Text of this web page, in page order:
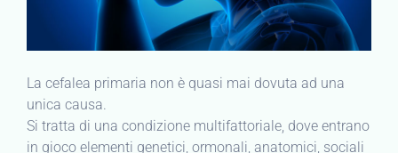
La cefalea primaria non è quasi mai dovuta ad una
unica causa.
Si tratta di una condizione multifattoriale, dove entrano
in gioco elementi genetici, ormonali, anatomici, sociali